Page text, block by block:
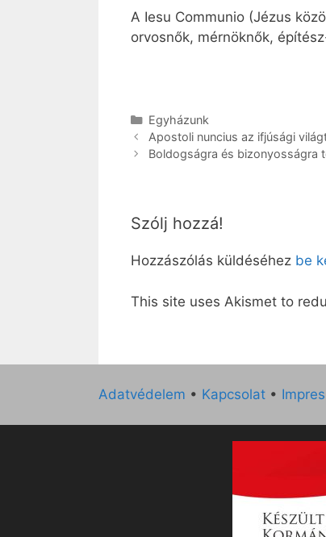
A Iesu Communio (Jézus
orvosnők, mérnöknők,
Kategória
Egyházunk
Apostoli nuncius az ifjúsági
Boldogságra és bizonyosságra
Szólj hozzá!
Hozzászólás küldéséhez be
This site uses Akismet to
Adatvédelem • Kapcsolat •